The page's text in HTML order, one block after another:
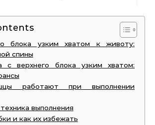
блока узким хватом к животу:
спины
с верхнего блока узким хватом:
работают при выполнении
выполнения
и как их избежать